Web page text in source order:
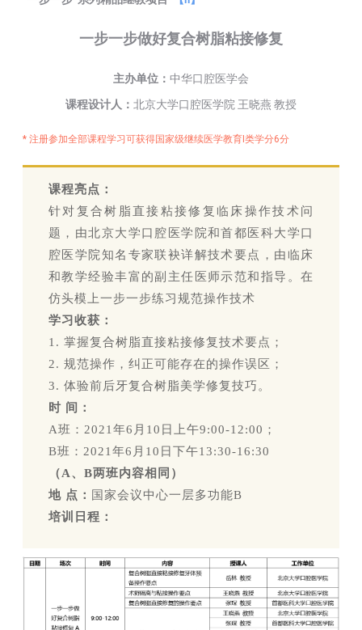
一步一步做好复合树脂粘接修复
主办单位： 中华口腔医学会
课程设计人： 北京大学口腔医学院 王晓燕 教授
* 注册参加全部课程学习可获得国家级继续医学教育I类学分6分
课程亮点：
针对复合树脂直接粘接修复临床操作技术问
题，由北京大学口腔医学院和首都医科大学口
腔医学院知名专家联袂详解技术要点，由临床
和教学经验丰富的副主任医师示范和指导。在
仿头模上一步一步练习规范操作技术
学习收获：
1. 掌握复合树脂直接粘接修复技术要点；
2. 规范操作，纠正可能存在的操作误区；
3. 体验前后牙复合树脂美学修复技巧。
时 间：
A班：2021年6月10日上午9:00-12:00；
B班：2021年6月10日下午13:30-16:30
（A、B两班内容相同）
地 点：
国家会议中心一层多功能B
培训日程：